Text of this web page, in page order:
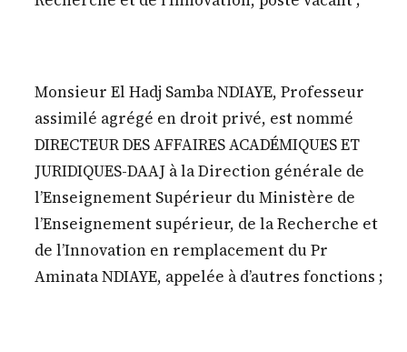
Monsieur El Hadj Samba NDIAYE, Professeur
assimilé agrégé en droit privé, est nommé
DIRECTEUR DES AFFAIRES ACADÉMIQUES ET
JURIDIQUES-DAAJ à la Direction générale de
l’Enseignement Supérieur du Ministère de
l’Enseignement supérieur, de la Recherche et
de l’Innovation en remplacement du Pr
Aminata NDIAYE, appelée à d’autres fonctions ;